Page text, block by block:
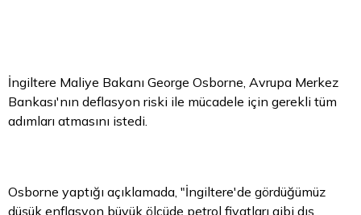
İngiltere Maliye Bakanı George Osborne, Avrupa Merkez
Bankası'nın deflasyon riski ile mücadele için gerekli tüm
adımları atmasını istedi.
Osborne yaptığı açıklamada, "İngiltere'de gördüğümüz
düşük enflasyon büyük ölçüde petrol fiyatları gibi dış